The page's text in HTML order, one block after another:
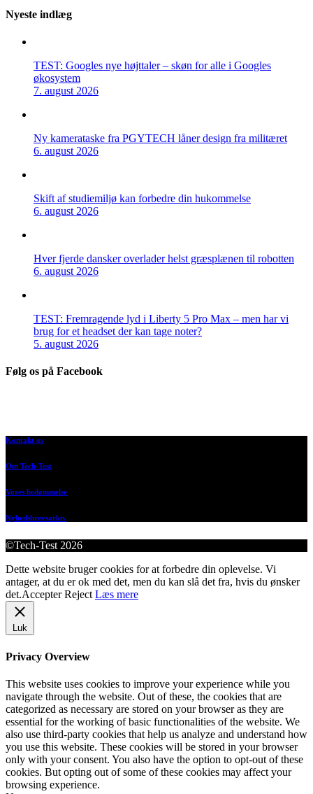
Nyeste indlæg
TEST: Googles nye højttaler – skøn for alle i Googles
økosystem
7. august 2026
Ny kamerataske fra PGYTECH låner design fra militæret
6. august 2026
Skift af studiemiljø kan forbedre din hukommelse
6. august 2026
Hver fjerde dansker overlader helst græsplænen til robotten
6. august 2026
TEST: Fremragende lyd i Liberty 5 Pro Max – men har vi
brug for et headset der kan tage noter?
5. august 2026
Følg os på Facebook
Kontakt os
Om Tech-Test
Vores bedømmelse
Nyhedsbrevsarkiv
©Tech-Test 2026
Dette website bruger cookies for at forbedre din oplevelse. Vi
antager, at du er ok med det, men du kan slå det fra, hvis du ønsker
det.Accepter Reject Læs mere
Luk
Privacy Overview
This website uses cookies to improve your experience while you
navigate through the website. Out of these, the cookies that are
categorized as necessary are stored on your browser as they are
essential for the working of basic functionalities of the website. We
also use third-party cookies that help us analyze and understand how
you use this website. These cookies will be stored in your browser
only with your consent. You also have the option to opt-out of these
cookies. But opting out of some of these cookies may affect your
browsing experience.